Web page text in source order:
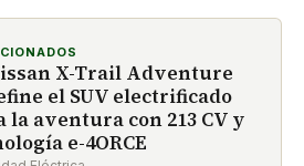
X-Trail Adventure
el SUV electrificado
la aventura con 213 CV y
e-4ORCE